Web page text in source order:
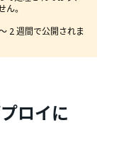
。
2 週間で公開されま
ロイに